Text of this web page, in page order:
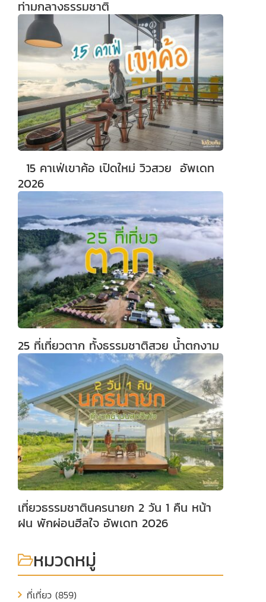
ท่ามกลางธรรมชาติ
15 คาเฟ่เขาค้อ เปิดใหม่ วิวสวย อัพเดท
2026
25 ที่เที่ยวตาก ทั้งธรรมชาติสวย น้ำตกงาม
เที่ยวธรรมชาตินครนายก 2 วัน 1 คืน หน้า
ฝน พักผ่อนฮีลใจ อัพเดท 2026
หมวดหมู่
ที่เที่ยว (859)